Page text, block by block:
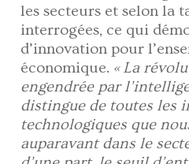
les secteurs et selon la
interrogées, ce qui
d’innovation pour
économique. « La
engendrée par
distingue de toutes les
technologiques que
auparavant dans le